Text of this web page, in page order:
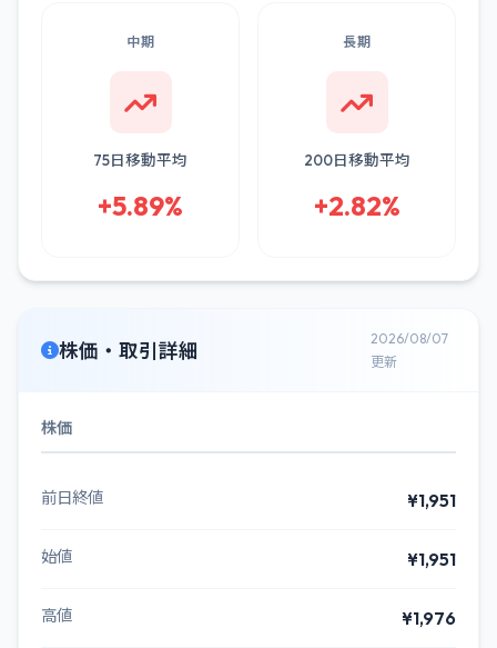
中期
75日移動平均
+5.89%
長期
200日移動平均
+2.82%
株価・取引詳細
2026/08/07
更新
株価
前日終値 ¥1,951
始値 ¥1,951
高値 ¥1,976